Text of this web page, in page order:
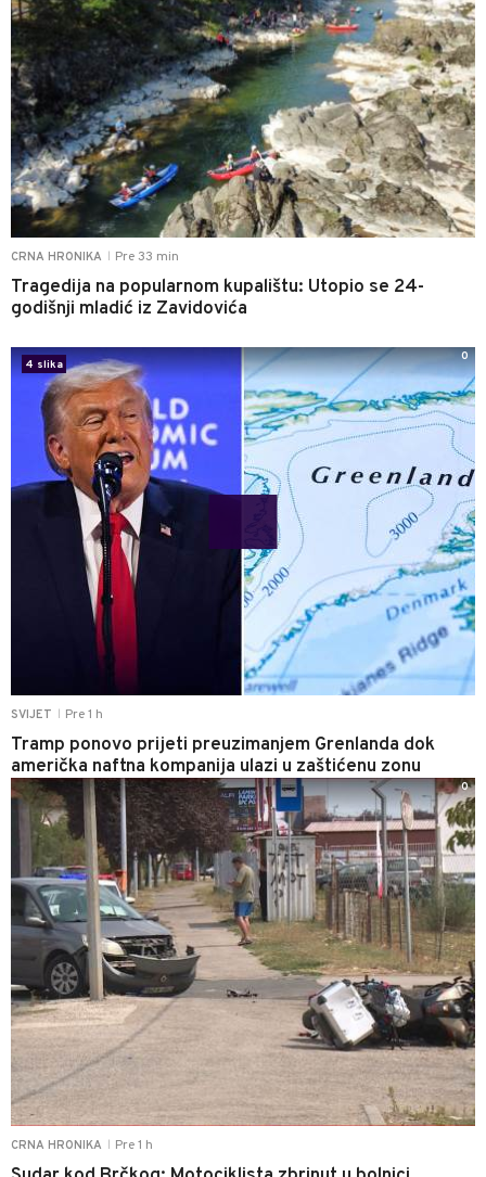
CRNA HRONIKA Pre 33 min
Tragedija na popularnom kupalištu: Utopio se 24-
godišnji mladić iz Zavidovića
SVIJET Pre 1 h
Tramp ponovo prijeti preuzimanjem Grenlanda dok
američka naftna kompanija ulazi u zaštićenu zonu
4 slika
0
CRNA HRONIKA Pre 1 h
0